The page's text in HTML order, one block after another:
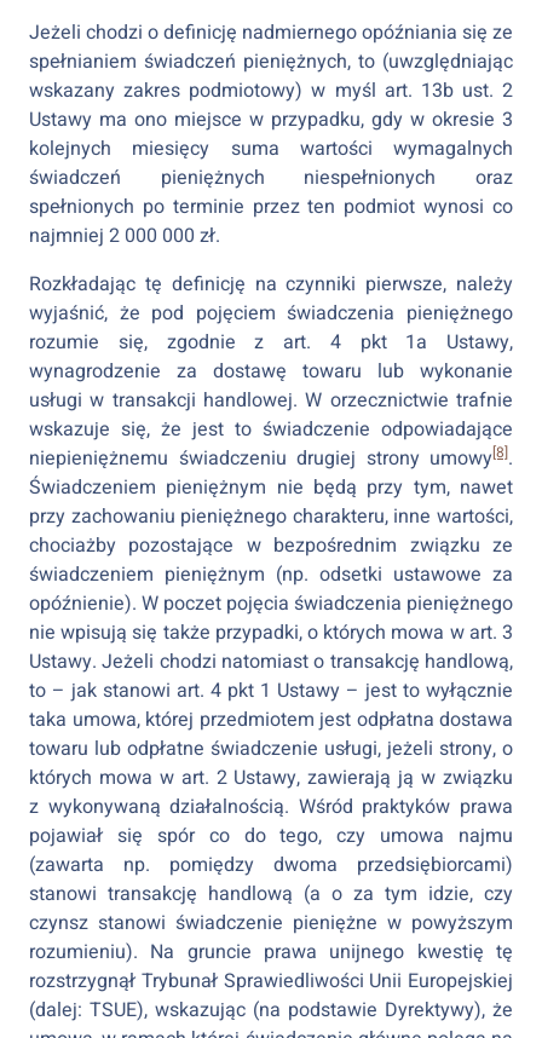
Jeżeli chodzi o definicję nadmiernego opóźniania się ze
spełnianiem świadczeń pieniężnych, to (uwzględniając
wskazany zakres podmiotowy) w myśl art. 13b ust. 2
Ustawy ma ono miejsce w przypadku, gdy w okresie 3
kolejnych miesięcy suma wartości wymagalnych
świadczeń pieniężnych niespełnionych oraz
spełnionych po terminie przez ten podmiot wynosi co
najmniej 2 000 000 zł.
Rozkładając tę definicję na czynniki pierwsze, należy
wyjaśnić, że pod pojęciem świadczenia pieniężnego
rozumie się, zgodnie z art. 4 pkt 1a Ustawy,
wynagrodzenie za dostawę towaru lub wykonanie
usługi w transakcji handlowej. W orzecznictwie trafnie
wskazuje się, że jest to świadczenie odpowiadające
niepieniężnemu świadczeniu drugiej strony umowy[8].
Świadczeniem pieniężnym nie będą przy tym, nawet
przy zachowaniu pieniężnego charakteru, inne wartości,
chociażby pozostające w bezpośrednim związku ze
świadczeniem pieniężnym (np. odsetki ustawowe za
opóźnienie). W poczet pojęcia świadczenia pieniężnego
nie wpisują się także przypadki, o których mowa w art. 3
Ustawy. Jeżeli chodzi natomiast o transakcję handlową,
to – jak stanowi art. 4 pkt 1 Ustawy – jest to wyłącznie
taka umowa, której przedmiotem jest odpłatna dostawa
towaru lub odpłatne świadczenie usługi, jeżeli strony, o
których mowa w art. 2 Ustawy, zawierają ją w związku
z wykonywaną działalnością. Wśród praktyków prawa
pojawiał się spór co do tego, czy umowa najmu
(zawarta np. pomiędzy dwoma przedsiębiorcami)
stanowi transakcję handlową (a o za tym idzie, czy
czynsz stanowi świadczenie pieniężne w powyższym
rozumieniu). Na gruncie prawa unijnego kwestię tę
rozstrzygnął Trybunał Sprawiedliwości Unii Europejskiej
(dalej: TSUE), wskazując (na podstawie Dyrektywy), że